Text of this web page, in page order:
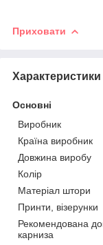
Приховати
Характеристики
Основні
Виробник
Країна виробник
Довжина виробу
Колір
Матеріал штори
Принти, візерунки
Рекомендована
карниза